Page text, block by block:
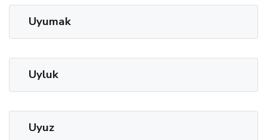
Uyumak
Uyluk
Uyuz